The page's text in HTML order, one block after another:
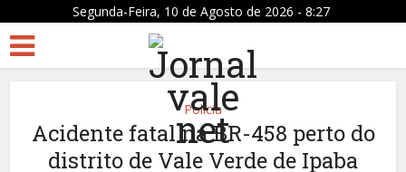
Segunda-Feira, 10 de Agosto de 2026 - 8:27
Policia
Acidente fatal na BR-458 perto do
distrito de Vale Verde de Ipaba